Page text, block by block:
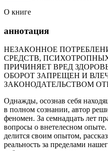
О книге
аннотация
НЕЗАКОННОЕ
СРЕДСТВ,
ПРИЧИНЯЕТ ВРЕД
ОБОРОТ ЗАПРЕЩЕН И
ЗАКОНОДАТЕЛЬСТВОМ
Однажды, осознав себя
в полном сознании, автор
феномен. За семнадцать лет
вопросы о внетелесном
делится своим опытом,
реальность за пределами